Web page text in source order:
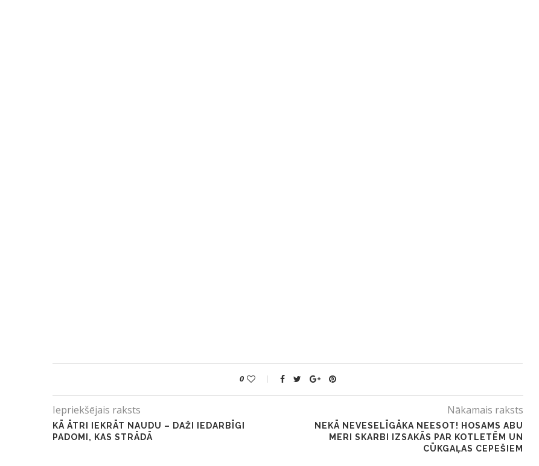
0
Iepriekšējais raksts
KĀ ĀTRI IEKRĀT NAUDU – DAŽI IEDARBĪGI
PADOMI, KAS STRĀDĀ
Nākamais raksts
NEKĀ NEVESELĪGĀKA NEESOT! HOSAMS ABU
MERI SKARBI IZSAKĀS PAR KOTLETĒM UN
CŪKGAĻAS CEPEŠIEM